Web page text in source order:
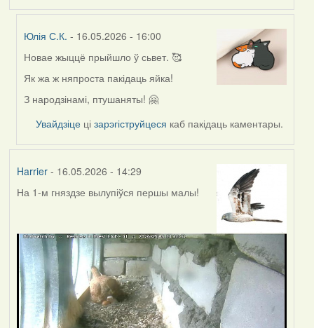
Юлія С.К. - 16.05.2026 - 16:00
In
reply
by
Harrier
Новае жыццё прыйшло ў сьвет. 🥰
Як жа ж няпроста пакідаць яйка!
З народзінамі, птушаняты! 🤗
Увайдзіце цізарэгіструйцеся каб пакідаць каментары.
Harrier- 16.05.2026 - 14:29
На 1-м гняздзе вылупіўся першы малы!